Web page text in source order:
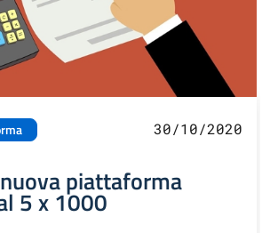
30/10/2020
piattaforma
5 x 1000